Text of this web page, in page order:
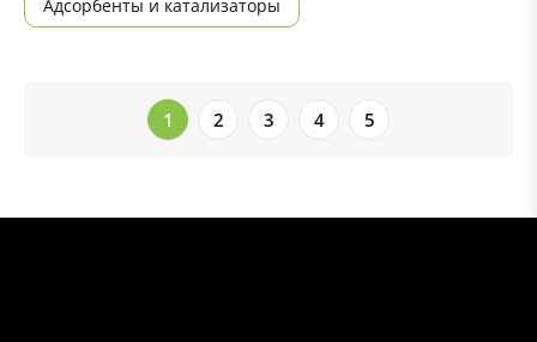
Адсорбенты и катализаторы
1 2 3 4 5